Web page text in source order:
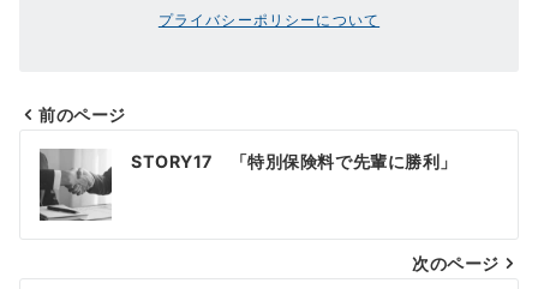
プライバシーポリシーについて
投
稿
ナ
ビ
前のページ
STORY17 「特別保険料で先輩に勝利」
次のページ